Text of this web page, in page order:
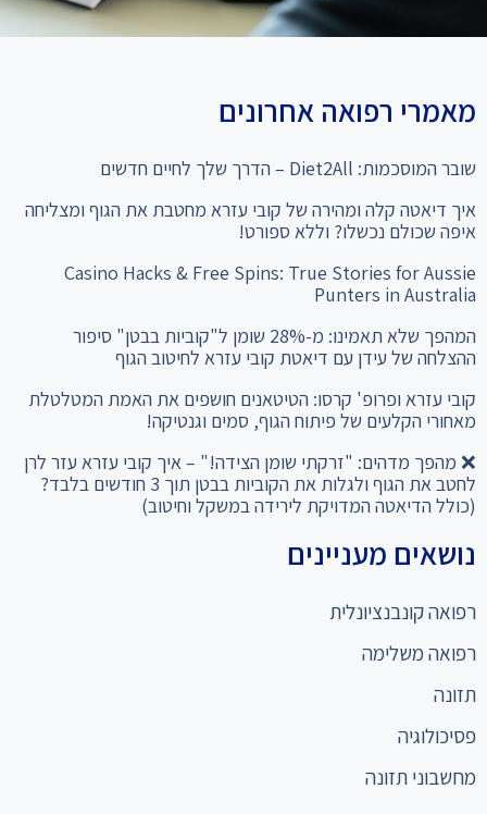
מאמרי רפואה אחרונים
שובר המוסכמות: Diet2All – הדרך שלך לחיים חדשים
איך דיאטה קלה ומהירה של קובי עזרא מחטבת את הגוף ומצליחה
איפה שכולם נכשלו? וללא ספורט!
Casino Hacks & Free Spins: True Stories for Aussie
Punters in Australia
המהפך שלא תאמינו: מ-28% שומן ל"קוביות בבטן" סיפור
ההצלחה של עידן עם דיאטת קובי עזרא לחיטוב הגוף
קובי עזרא ופרופ' קרסו: הטיטאנים חושפים את האמת המטלטלת
מאחורי הקלעים של פיתוח הגוף, סמים וגנטיקה!
❌ מהפך מדהים: "זרקתי שומן הצידה!" – איך קובי עזרא עזר לרן
לחטב את הגוף ולגלות את הקוביות בבטן תוך 3 חודשים בלבד?
(כולל הדיאטה המדויקת לירידה במשקל וחיטוב)
נושאים מעניינים
רפואה קונבנציונלית
רפואה משלימה
תזונה
פסיכולוגיה
מחשבוני תזונה